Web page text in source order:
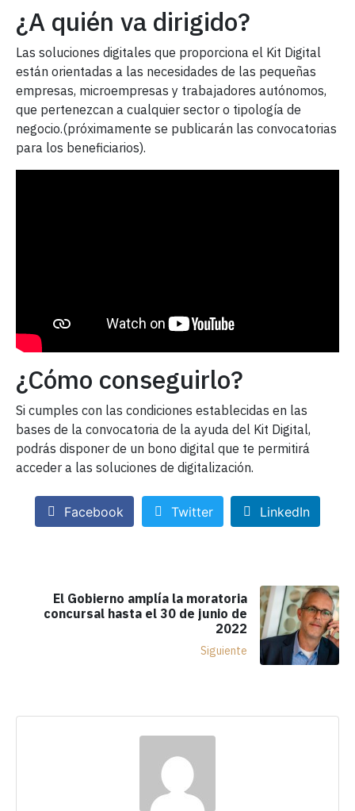
¿A quién va dirigido?
Las soluciones digitales que proporciona el Kit Digital
están orientadas a las necesidades de las pequeñas
empresas, microempresas y trabajadores autónomos,
que pertenezcan a cualquier sector o tipología de
negocio.(próximamente se publicarán las convocatorias
para los beneficiarios).
¿Cómo conseguirlo?
Si cumples con las condiciones establecidas en las
bases de la convocatoria de la ayuda del Kit Digital,
podrás disponer de un bono digital que te permitirá
acceder a las soluciones de digitalización.
Facebook Twitter LinkedIn
El Gobierno amplía la moratoria
concursal hasta el 30 de junio de
2022
Siguiente